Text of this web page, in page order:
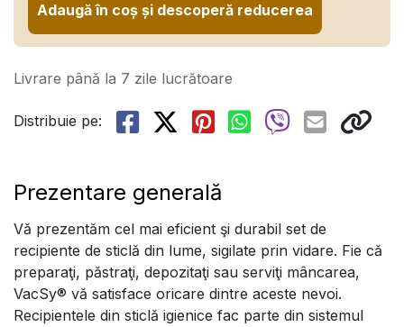
Adaugă în coș și descoperă reducerea
Livrare până la 7 zile lucrătoare
Distribuie pe:
Prezentare generală
Vă prezentăm cel mai eficient şi durabil set de
recipiente de sticlă din lume, sigilate prin vidare. Fie că
preparaţi, păstraţi, depozitaţi sau serviţi mâncarea,
VacSy® vă satisface oricare dintre aceste nevoi.
Recipientele din sticlă igienice fac parte din sistemul